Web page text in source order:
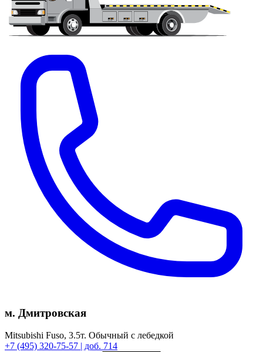
м. Дмитровская
Mitsubishi Fuso, 3.5т. Обычный с лебедкой
+7 (495) 320-75-57 | доб. 714